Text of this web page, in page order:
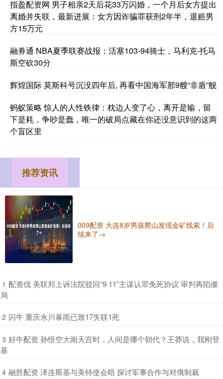
指盈配资网 男子相亲2天后花33万闪婚，一个月后女方提出
离婚并失联，最新进展：女方因诈骗罪获刑2年半，退赔男
方15万元
融券通 NBA夏季联赛战报：活塞103-94骑士，马利克-托马
斯空砍30分
辉煌国际 莫斯科号沉没四年后, 再看中国海军那9艘“非盾”舰
蚂蚁策略 惊人的人性铁律：枕边人变了心，离开是输，留
下是耗，争吵是蠢，唯一的破局点藏在你还没意识到的这两
个盲区里
推荐资讯
009配资 大连8岁男孩爬山发现金矿线索！后
续来了→
1 ​配资伐 美联邦上诉法院驳回“9·11”主谋认罪免死协议 审判再陷僵
局
2 ​闪牛 重庆永川暴雨已致17失联1死
3 ​好牛配资 孙悟空大闹天宫时，人间是哪个朝代？王莽说，我刚登
基
4 ​融胜配资 泽连斯基与美特使会晤 探讨军事合作与对俄制裁